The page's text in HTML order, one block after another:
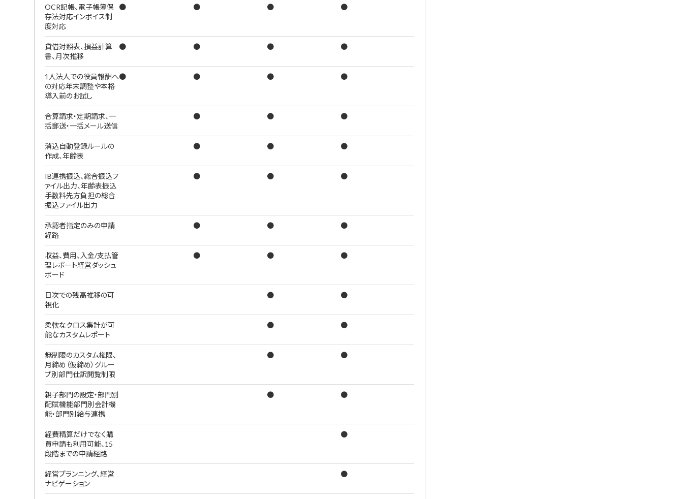
OCR記帳、電子帳簿保
存法対応インボイス制
度対応
● ● ● ●
貸借対照表、損益計算
書、月次推移
● ● ● ●
1人法人での役員報酬へ
の対応年末調整や本格
導入前のお試し
● ● ● ●
合算請求・定期請求、一
括郵送・一括メール送信
● ● ●
消込自動登録ルールの
作成、年齢表
● ● ●
IB連携振込、総合振込フ
ァイル出力、年齢表振込
手数料先方負担の総合
振込ファイル出力
● ● ●
承認者指定のみの申請
経路
● ● ●
収益、費用、入金/支払管
理レポート経営ダッシュ
ボード
● ● ●
日次での残高推移の可
視化
● ●
柔軟なクロス集計が可
能なカスタムレポート
● ●
無制限のカスタム権限、
月締め（仮締め）グルー
プ別部門仕訳閲覧制限
● ●
親子部門の設定・部門別
配賦機能部門別会計機
能・部門別給与連携
● ●
経費精算だけでなく購
買申請も利用可能、15
段階までの申請経路
●
経営プランニング、経営
ナビゲーション
●